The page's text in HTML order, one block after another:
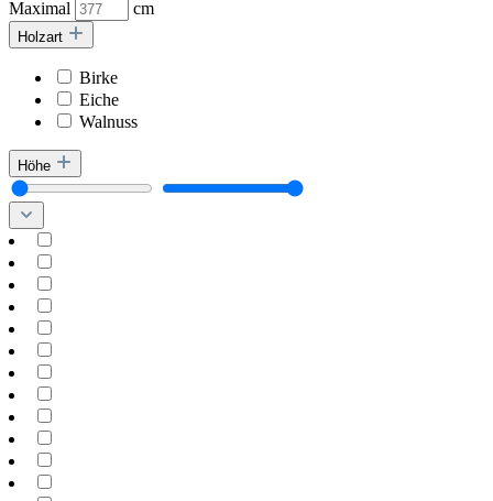
Maximal
cm
Holzart
Birke
Eiche
Walnuss
Höhe